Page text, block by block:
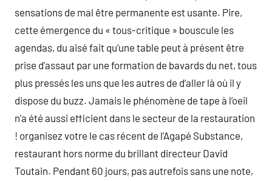
sensations de mal être permanente est usante. Pire,
cette émergence du « tous-critique » bouscule les
agendas, du aisé fait qu’une table peut à présent être
prise d’assaut par une formation de bavards du net, tous
plus pressés les uns que les autres de d’aller là où il y
dispose du buzz. Jamais le phénomène de tape à l’oeil
n’a été aussi efficient dans le secteur de la restauration
! organisez votre le cas récent de l’Agapé Substance,
restaurant hors norme du brillant directeur David
Toutain. Pendant 60 jours, pas autrefois sans une note,